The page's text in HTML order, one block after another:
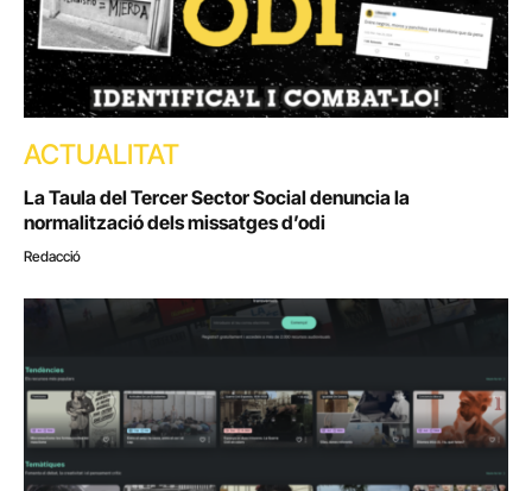
ACTUALITAT
La Taula del Tercer Sector Social denuncia la
normalització dels missatges d’odi
Redacció